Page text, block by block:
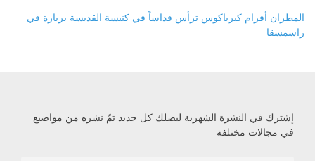
المطران أفرام كيرياكوس ترأس قداساً في كنيسة القديسة بربارة في
راسمسقا
إشترك في النشرة الشهرية ليصلك كل جديد تمّ نشره من مواضيع
في مجالات مختلفة